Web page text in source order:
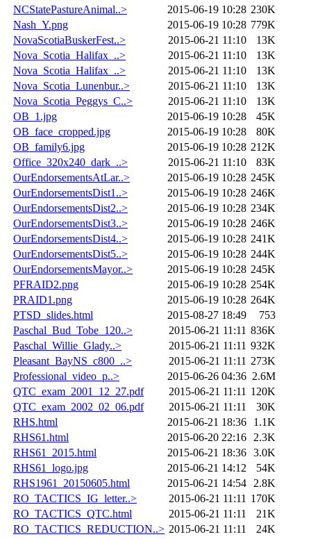
NCStatePastureAnimal..>
2015-06-19 10:28 230K
Nash_Y.png
2015-06-19 10:28 779K
NovaScotiaBuskerFest..>
2015-06-21 11:10
13K
Nova_Scotia_Halifax_..>
2015-06-21 11:10
13K
Nova_Scotia_Halifax_..>
2015-06-21 11:10
13K
Nova_Scotia_Lunenbur..>
2015-06-21 11:10
13K
Nova_Scotia_Peggys_C..>
2015-06-21 11:10
13K
OB_1.jpg
2015-06-19 10:28
45K
OB_face_cropped.jpg
2015-06-19 10:28
80K
OB_family6.jpg
2015-06-19 10:28 212K
Office_320x240_dark_..>
2015-06-21 11:10
83K
OurEndorsementsAtLar..>
2015-06-19 10:28 245K
OurEndorsementsDist1..>
2015-06-19 10:28 246K
OurEndorsementsDist2..>
2015-06-19 10:28 234K
OurEndorsementsDist3..>
2015-06-19 10:28 246K
OurEndorsementsDist4..>
2015-06-19 10:28 241K
OurEndorsementsDist5..>
2015-06-19 10:28 244K
OurEndorsementsMayor..>
2015-06-19 10:28 245K
PFRAID2.png
2015-06-19 10:28 254K
PRAID1.png
2015-06-19 10:28 264K
PTSD_slides.html
2015-08-27 18:49
753
Paschal_Bud_Tobe_120..>
2015-06-21 11:11 836K
Paschal_Willie_Glady..>
2015-06-21 11:11 932K
Pleasant_BayNS_c800_..>
2015-06-21 11:11 273K
Professional_video_p..>
2015-06-26 04:36 2.6M
QTC_exam_2001_12_27.pdf
2015-06-21 11:11 120K
QTC_exam_2002_02_06.pdf
2015-06-21 11:11
30K
RHS.html
2015-06-21 18:36
1.1K
RHS61.html
2015-06-20 22:16
2.3K
RHS61_2015.html
2015-06-21 18:36 3.0K
RHS61_logo.jpg
2015-06-21 14:12
54K
RHS1961_20150605.html
2015-06-21 14:54
2.8K
RO_TACTICS_IG_letter..>
2015-06-21 11:11 170K
RO_TACTICS_QTC.html
2015-06-21 11:11
21K
RO_TACTICS_REDUCTION..> 2015-06-21 11:11
24K